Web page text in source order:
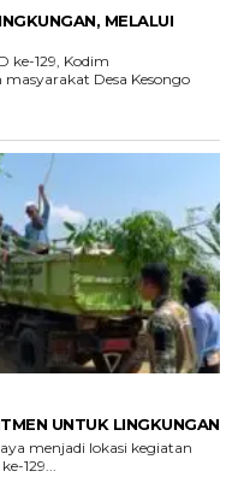
MELALUI
ke-129, Kodim
Desa Kesongo
UNTUK LINGKUNGAN
menjadi lokasi kegiatan
129...